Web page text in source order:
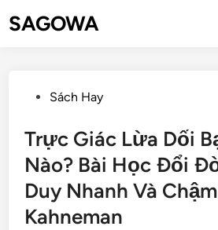
SAGOWA
Sách Hay
Trực Giác Lừa Dối
Nào? Bài Học Đổi
Duy Nhanh Và
Kahneman